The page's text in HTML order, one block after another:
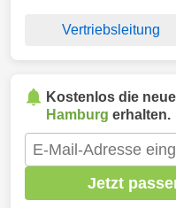
Vertriebsleitung
Kostenlos die
Hamburg erhalten.
Jetzt